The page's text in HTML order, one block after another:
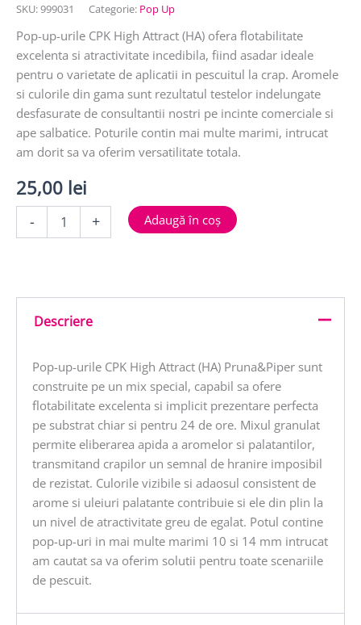
SKU:999031 Categorie: Pop Up
Pop-up-urile CPK High Attract (HA) ofera flotabilitate
excelenta si atractivitate incedibila, fiind asadar ideale
pentru o varietate de aplicatii in pescuitul la crap. Aromele
si culorile din gama sunt rezultatul testelor indelungate
desfasurate de consultantii nostri pe incinte comerciale si
ape salbatice. Poturile contin mai multe marimi, intrucat
am dorit sa va oferim versatilitate totala.
25,00 lei
-
POP
&
40g
+ Adaugă în coș
Descriere
Pop-up-urile CPK High Attract (HA) Pruna&Piper sunt
construite pe un mix special, capabil sa ofere
flotabilitate excelenta si implicit prezentare perfecta
pe substrat chiar si pentru 24 de ore. Mixul granulat
permite eliberarea apida a aromelor si palatantilor,
transmitand crapilor un semnal de hranire imposibil
de rezistat. Culorile vizibile si adaosul consistent de
arome si uleiuri palatante contribuie si ele din plin la
un nivel de atractivitate greu de egalat. Potul contine
pop-up-uri in mai multe marimi 10 si 14 mm intrucat
am cautat sa va oferim solutii pentru toate scenariile
de pescuit.